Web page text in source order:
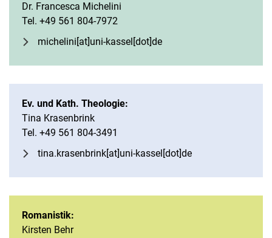
Dr. Francesca Michelini
Tel. +49 561 804-7972
michelini[at]uni-kassel[dot]de
Ev. und Kath. Theologie:
Tina Krasenbrink
Tel. +49 561 804-3491
tina.krasenbrink[at]uni-kassel[dot]de
Romanistik:
Kirsten Behr